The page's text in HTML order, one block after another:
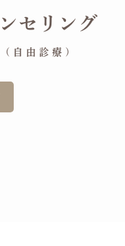
セリング
由診療)